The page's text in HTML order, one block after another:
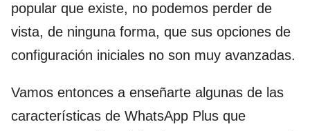
popular que existe, no podemos perder de
vista, de ninguna forma, que sus opciones de
configuración iniciales no son muy avanzadas.
Vamos entonces a enseñarte algunas de las
características de WhatsApp Plus que